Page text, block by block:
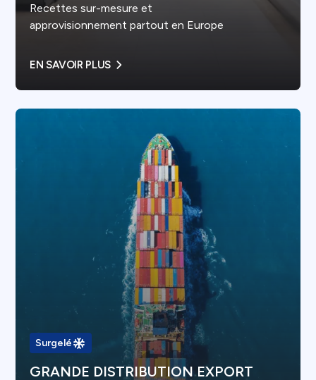
Recettes sur-mesure et
approvisionnement partout en Europe
EN SAVOIR PLUS
Surgelé
GRANDE DISTRIBUTION EXPORT